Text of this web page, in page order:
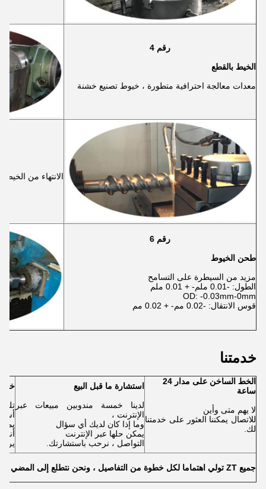
رقم 4
الخيط بالقطع
معدات معالجة احترافية متطورة ، خيوط تصنيع خشنة
الانتهاء من الخيط
رقم 6
طحن الخيوط
مزيد من السيطرة على التسامح
الطول: -0.01 ملم- + 0.01 ملم
OD: -0.03mm-0mm
قوس الانتقال: -0.02 مم- + 0.02 مم
خدمتنا
الخط الساخن على مدار 24
ساعة
لا يهم متى وأين
للاتصال يمكننا العثور على خدمتنا
لك.
استشارة ما قبل البيع
لدينا خمسة مندوبين مبيعات عبر
الإنترنت ،
وما إذا كان لديك أي سؤال
يمكن حلها عبر الإنترنت
التواصل ، نرحب باستشارتك.
أنت
جميع ZT تولي اهتماما لكل خطوة من التفاصيل ، ونحن نتطلع إلى المضي قدما معكم!